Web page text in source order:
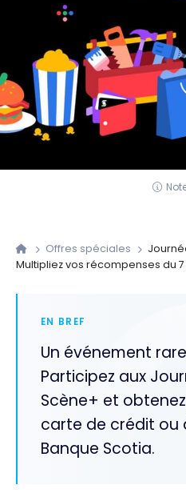
Offres spéciales
Multipliez vos récompenses du
EN BREF
Un événement
Participez aux
Scène+ et
carte de crédit ou
Banque Scotia.